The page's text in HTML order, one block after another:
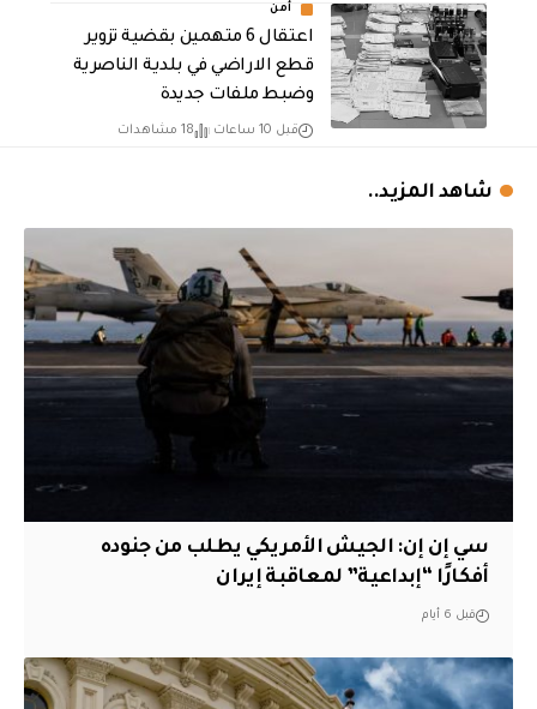
أمن
اعتقال 6 متهمين بقضية تزوير
قطع الاراضي في بلدية الناصرية
وضبط ملفات جديدة
قبل 10 ساعات 18 مشاهدات
شاهد المزيد..
سي إن إن: الجيش الأمريكي يطلب من جنوده
أفكارًا “إبداعية” لمعاقبة إيران
قبل 6 أيام